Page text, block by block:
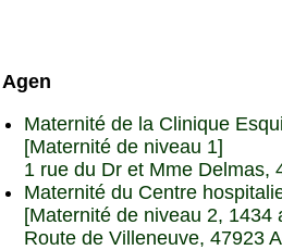
Agen
Maternité de la Clinique
[Maternité de niveau 1]
1 rue du Dr et Mme Delmas,
Maternité du Centre
[Maternité de niveau 2, 1434
Route de Villeneuve, 47923